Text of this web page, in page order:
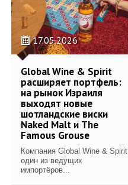
17.05.2026
Global Wine & Spirit
расширяет портфель:
на рынок Израиля
выходят новые
шотландские виски
Naked Malt и The
Famous Grouse
Компания Global Wine & Spirit,
один из ведущих
импортёров...